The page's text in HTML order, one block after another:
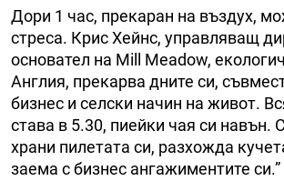
Дори 1 час, прекаран на въздух,
стреса. Крис Хейнс, управляващ
основател на Mill Meadow,
Англия, прекарва дните си,
бизнес и селски начин на живот.
става в 5.30, пиейки чая си навън.
храни пилетата си, разхожда
заема с бизнес ангажиментите си.”